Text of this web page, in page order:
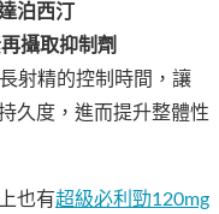
泊西汀
攝取抑制劑
射精的控制時間，讓
久度，進而提升整體性
也有超級必利勁120mg